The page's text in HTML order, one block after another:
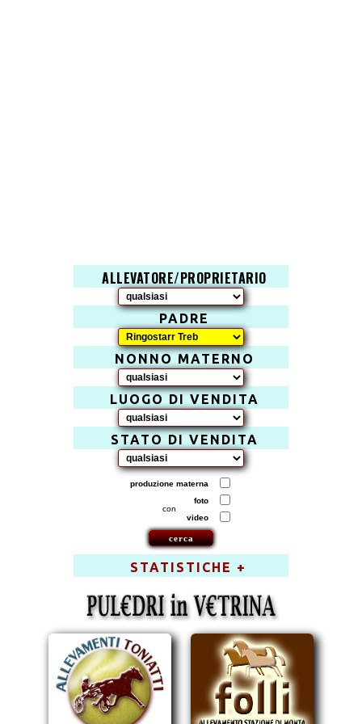
ALLEVATORE/PROPRIETARIO
PADRE
NONNO MATERNO
LUOGO DI VENDITA
STATO DI VENDITA
produzione materna
con
foto
video
STATISTICHE +